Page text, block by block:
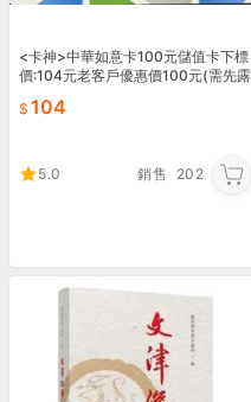
<卡神>中華如意卡100元儲值卡下標
價:104元老客戶優惠價100元(需先露
104
5.0 銷售 202